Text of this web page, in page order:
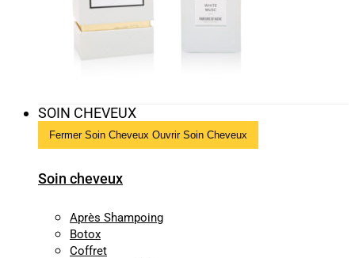
SOIN CHEVEUX
Fermer Soin Cheveux Ouvrir Soin Cheveux
Soin cheveux
Après Shampoing
Botox
Coffret